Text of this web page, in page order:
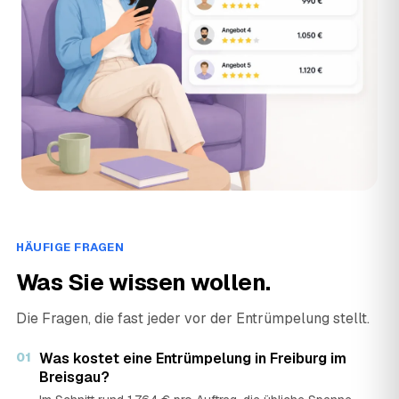
HÄUFIGE FRAGEN
Was Sie wissen wollen.
Die Fragen, die fast jeder vor der Entrümpelung stellt.
01 Was kostet eine Entrümpelung in Freiburg im
Breisgau?